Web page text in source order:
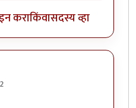
कराकिंवासदस्य व्हा